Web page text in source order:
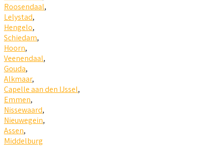
Roosendaal,
Lelystad,
Hengelo,
Schiedam,
Hoorn,
Veenendaal,
Gouda,
Alkmaar,
Capelle aan den IJssel,
Emmen,
Nissewaard,
Nieuwegein,
Assen,
Middelburg